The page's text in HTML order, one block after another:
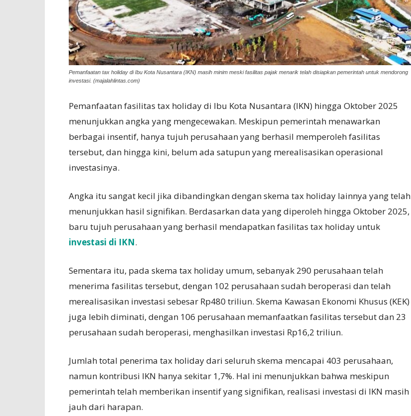
Pemanfaatan tax holiday di Ibu Kota Nusantara (IKN) masih minim meski fasilitas pajak menarik telah disiapkan pemerintah untuk mendorong
investasi. (majalahlintas.com)
Pemanfaatan fasilitas tax holiday di Ibu Kota Nusantara (IKN) hingga Oktober 2025
menunjukkan angka yang mengecewakan. Meskipun pemerintah menawarkan
berbagai insentif, hanya tujuh perusahaan yang berhasil memperoleh fasilitas
tersebut, dan hingga kini, belum ada satupun yang merealisasikan operasional
investasinya.
Angka itu sangat kecil jika dibandingkan dengan skema tax holiday lainnya yang telah
menunjukkan hasil signifikan. Berdasarkan data yang diperoleh hingga Oktober 2025,
baru tujuh perusahaan yang berhasil mendapatkan fasilitas tax holiday untuk
investasi di IKN.
Sementara itu, pada skema tax holiday umum, sebanyak 290 perusahaan telah
menerima fasilitas tersebut, dengan 102 perusahaan sudah beroperasi dan telah
merealisasikan investasi sebesar Rp480 triliun. Skema Kawasan Ekonomi Khusus (KEK)
juga lebih diminati, dengan 106 perusahaan memanfaatkan fasilitas tersebut dan 23
perusahaan sudah beroperasi, menghasilkan investasi Rp16,2 triliun.
Jumlah total penerima tax holiday dari seluruh skema mencapai 403 perusahaan,
namun kontribusi IKN hanya sekitar 1,7%. Hal ini menunjukkan bahwa meskipun
pemerintah telah memberikan insentif yang signifikan, realisasi investasi di IKN masih
jauh dari harapan.